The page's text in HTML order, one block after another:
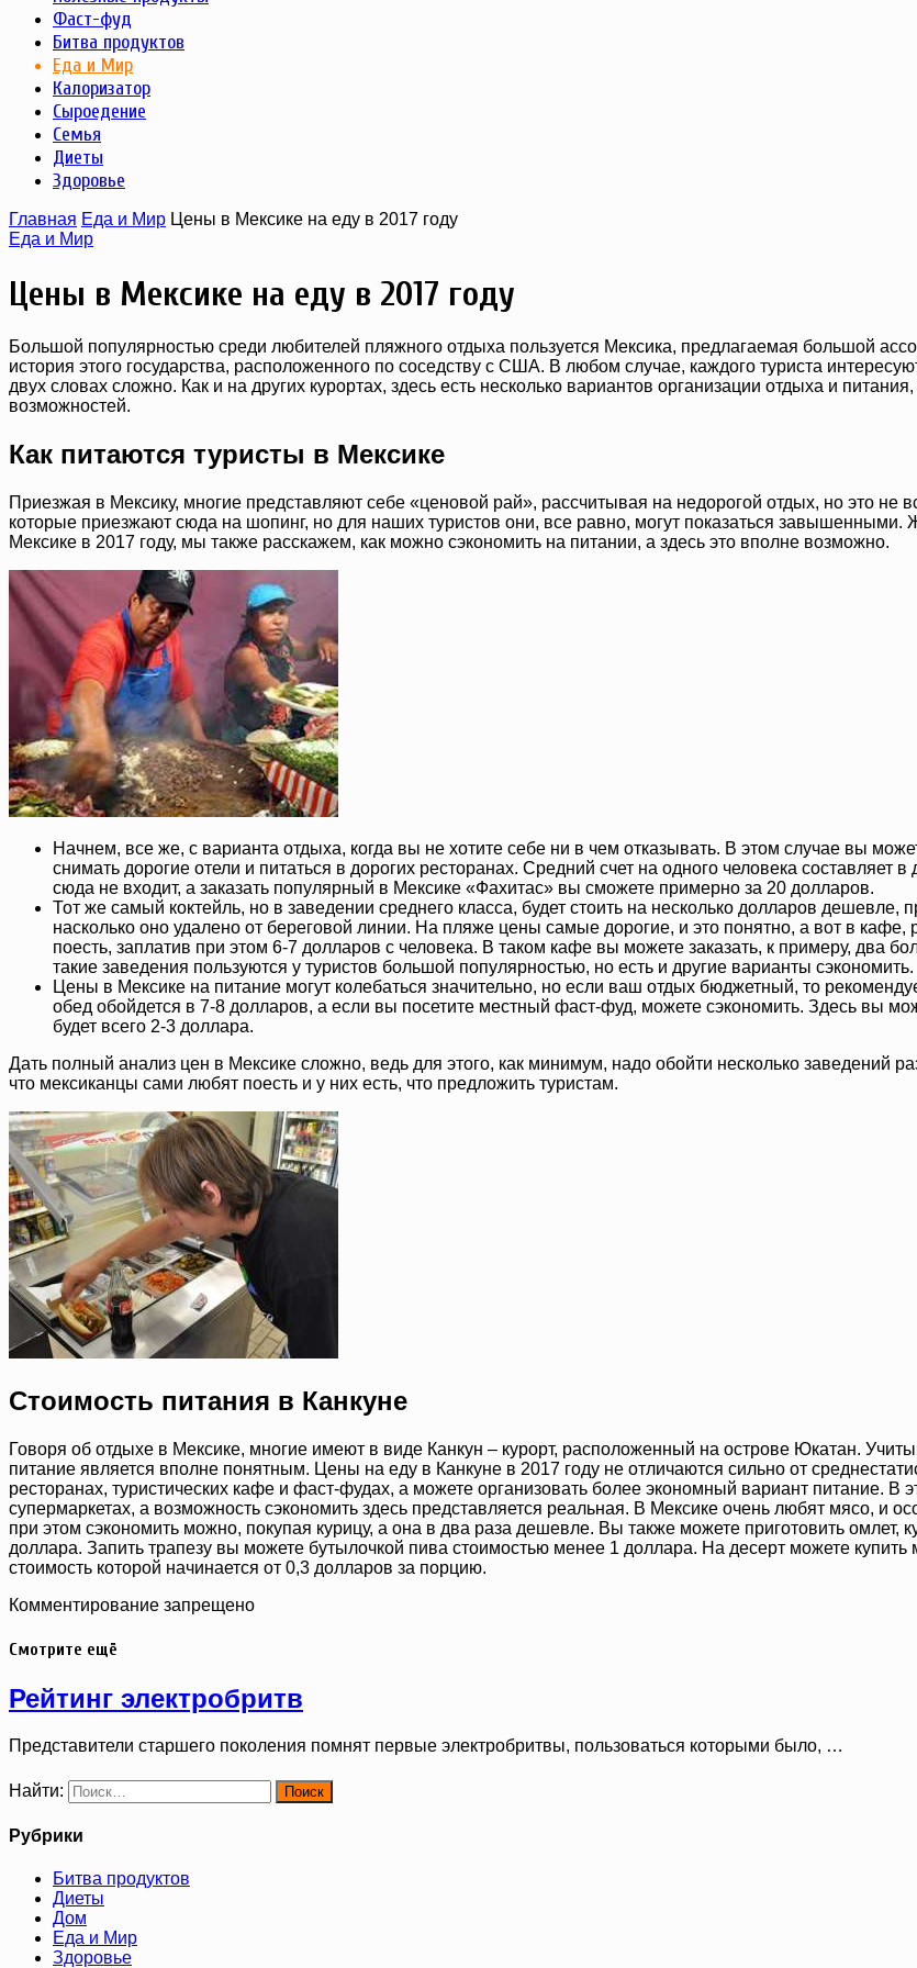
Фаст-фуд
Битва продуктов
Еда и Мир
Калоризатор
Сыроедение
Семья
Диеты
Здоровье
Главная Еда и Мир Цены в Мексике на еду в 2017 году
Еда и Мир
Цены в Мексике на еду в 2017 году
Большой популярностью среди любителей пляжного отдыха пользуется Мексика, предлагаемая большой
история этого государства, расположенного по соседству с США. В любом случае, каждого туриста
двух словах сложно. Как и на других курортах, здесь есть несколько вариантов организации отдыха и
возможностей.
Как питаются туристы в Мексике
Приезжая в Мексику, многие представляют себе «ценовой рай», рассчитывая на недорогой отдых, но это не
которые приезжают сюда на шопинг, но для наших туристов они, все равно, могут показаться
Мексике в 2017 году, мы также расскажем, как можно сэкономить на питании, а здесь это вполне возможно.
Начнем, все же, с варианта отдыха, когда вы не хотите себе ни в чем отказывать. В этом случае вы
снимать дорогие отели и питаться в дорогих ресторанах. Средний счет на одного человека составляет
сюда не входит, а заказать популярный в Мексике «Фахитас» вы сможете примерно за 20 долларов.
Тот же самый коктейль, но в заведении среднего класса, будет стоить на несколько долларов дешевле,
насколько оно удалено от береговой линии. На пляже цены самые дорогие, и это понятно, а вот в
поесть, заплатив при этом 6-7 долларов с человека. В таком кафе вы можете заказать, к примеру, два
такие заведения пользуются у туристов большой популярностью, но есть и другие варианты сэкономить.
Цены в Мексике на питание могут колебаться значительно, но если ваш отдых бюджетный, то
обед обойдется в 7-8 долларов, а если вы посетите местный фаст-фуд, можете сэкономить. Здесь вы
будет всего 2-3 доллара.
Дать полный анализ цен в Мексике сложно, ведь для этого, как минимум, надо обойти несколько заведений
что мексиканцы сами любят поесть и у них есть, что предложить туристам.
Стоимость питания в Канкуне
Говоря об отдыхе в Мексике, многие имеют в виде Канкун – курорт, расположенный на острове Юкатан.
питание является вполне понятным. Цены на еду в Канкуне в 2017 году не отличаются сильно от
ресторанах, туристических кафе и фаст-фудах, а можете организовать более экономный вариант питание. В
супермаркетах, а возможность сэкономить здесь представляется реальная. В Мексике очень любят мясо, и
при этом сэкономить можно, покупая курицу, а она в два раза дешевле. Вы также можете приготовить омлет,
доллара. Запить трапезу вы можете бутылочкой пива стоимостью менее 1 доллара. На десерт можете купить
стоимость которой начинается от 0,3 долларов за порцию.
Комментирование запрещено
Смотрите ещё
Рейтинг электробритв
Представители старшего поколения помнят первые электробритвы, пользоваться которыми было, …
Найти:
Рубрики
Битва продуктов
Диеты
Дом
Еда и Мир
Здоровье